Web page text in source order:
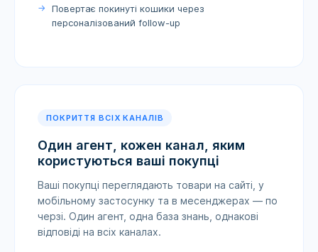
Повертає покинуті кошики через
персоналізований follow-up
ПОКРИТТЯ ВСІХ КАНАЛІВ
Один агент, кожен канал, яким
користуються ваші покупці
Ваші покупці переглядають товари на сайті, у
мобільному застосунку та в месенджерах — по
черзі. Один агент, одна база знань, однакові
відповіді на всіх каналах.